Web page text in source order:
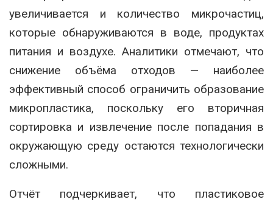
увеличивается и количество микрочастиц,
которые обнаруживаются в воде, продуктах
питания и воздухе. Аналитики отмечают, что
снижение объёма отходов — наиболее
эффективный способ ограничить образование
микропластика, поскольку его вторичная
сортировка и извлечение после попадания в
окружающую среду остаются технологически
сложными.
Отчёт подчеркивает, что пластиковое